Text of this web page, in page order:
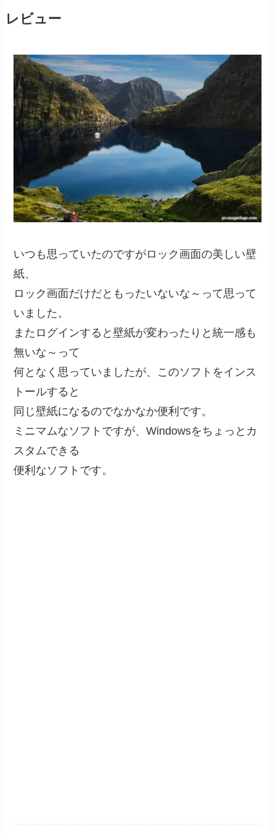
レビュー
いつも思っていたのですがロック画面の美しい壁
紙、
ロック画面だけだともったいないな～って思って
いました。
またログインすると壁紙が変わったりと統一感も
無いな～って
何となく思っていましたが、このソフトをインス
トールすると
同じ壁紙になるのでなかなか便利です。
ミニマムなソフトですが、Windowsをちょっとカ
スタムできる
便利なソフトです。